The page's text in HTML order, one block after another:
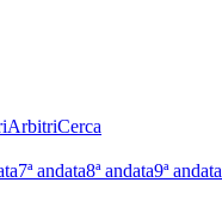
ArbitriCerca
7ª andata8ª andata9ª andata